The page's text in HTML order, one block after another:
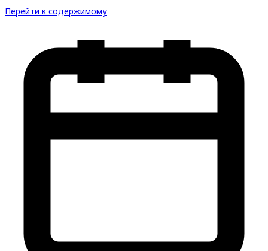
Перейти к содержимому